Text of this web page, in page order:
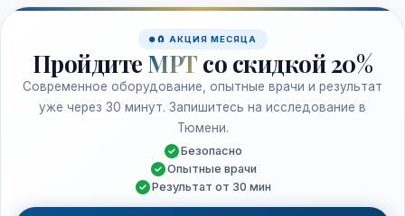
🧲 АКЦИЯ МЕСЯЦА
Пройдите МРТ со скидкой 20%
Современное оборудование, опытные врачи и результат
уже через 30 минут. Запишитесь на исследование в
Тюмени.
Безопасно
Опытные врачи
Результат от 30 мин